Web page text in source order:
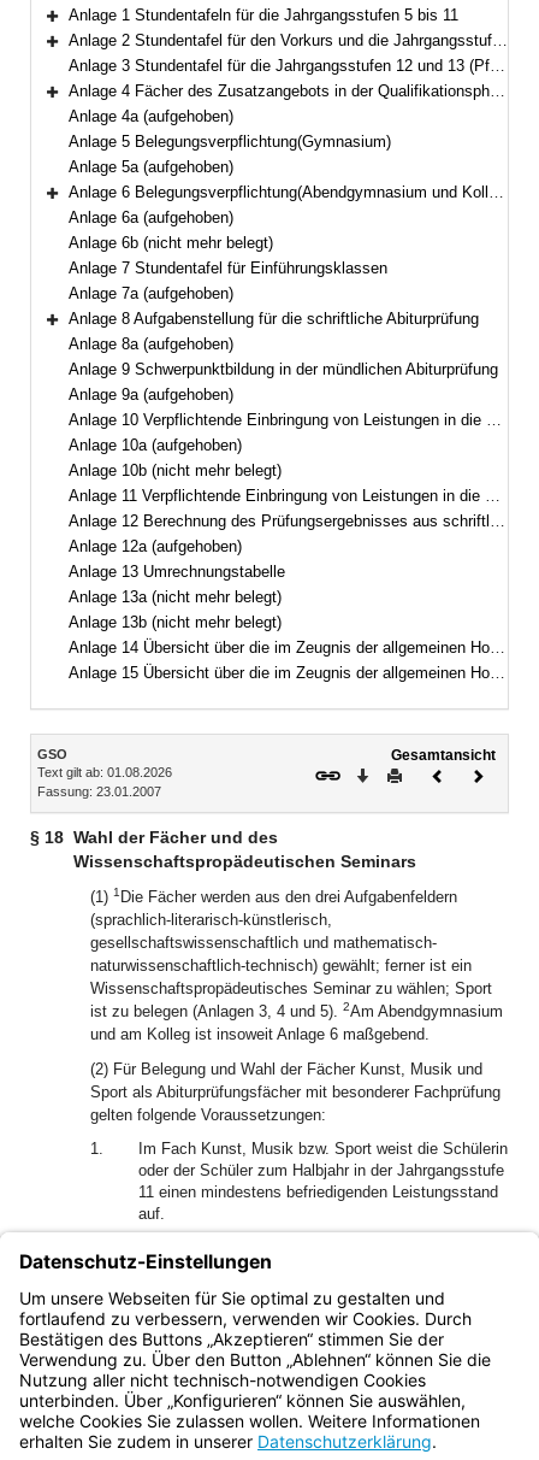
Bereich erweitern
Anlage 1 Stundentafeln für die Jahrgangsstufen 5 bis 11
Bereich erweitern
Anlage 2 Stundentafel für den Vorkurs und die Jahrgangsstufe I
Anlage 3 Stundentafel für die Jahrgangsstufen 12 und 13 (Pflicht- und Wahlpflichtbereich)
Bereich erweitern
Anlage 4 Fächer des Zusatzangebots in der Qualifikationsphase
Anlage 4a (aufgehoben)
Anlage 5 Belegungsverpflichtung(Gymnasium)
Anlage 5a (aufgehoben)
Bereich erweitern
Anlage 6 Belegungsverpflichtung(Abendgymnasium und Kolleg)
Anlage 6a (aufgehoben)
Anlage 6b (nicht mehr belegt)
Anlage 7 Stundentafel für Einführungsklassen
Anlage 7a (aufgehoben)
Bereich erweitern
Anlage 8 Aufgabenstellung für die schriftliche Abiturprüfung
Anlage 8a (aufgehoben)
Anlage 9 Schwerpunktbildung in der mündlichen Abiturprüfung
Anlage 9a (aufgehoben)
Anlage 10 Verpflichtende Einbringung von Leistungen in die Gesamtqualifikation(Gymnasium und Kolleg)
Anlage 10a (aufgehoben)
Anlage 10b (nicht mehr belegt)
Anlage 11 Verpflichtende Einbringung von Leistungen in die Gesamtqualifikation(Abendgymnasium)
Anlage 12 Berechnung des Prüfungsergebnisses aus schriftlicher Prüfung und mündlicher Zusatzprüfung
Anlage 12a (aufgehoben)
Anlage 13 Umrechnungstabelle
Anlage 13a (nicht mehr belegt)
Anlage 13b (nicht mehr belegt)
Anlage 14 Übersicht über die im Zeugnis der allgemeinen Hochschulreife für andere Bewerberinnen und Bewerber erreichbare Höchstzahl von Punkten
Anlage 15 Übersicht über die im Zeugnis der allgemeinen Hochschulreife für andere Bewerberinnen und Bewerber für Schülerinnen und Schüler staatlich genehmigter Ersatzschulen erreichbare Höchstzahl von Punkten, wenn von der Ersetzungsmöglichkeit nach § 64 Abs. 2 Gebrauch gemacht wird
Inhalt
GSO
Text gilt ab: 01.08.2026
Fassung: 23.01.2007
Gesamtansicht
Download
DruckenVorheriges
§ 18 Wahl der Fächer und des
Wissenschaftspropädeutischen Seminars
(1) 1 Die Fächer werden aus den drei Aufgabenfeldern
(sprachlich-literarisch-künstlerisch,
gesellschaftswissenschaftlich und mathematisch-
naturwissenschaftlich-technisch) gewählt; ferner ist ein
Wissenschaftspropädeutisches Seminar zu wählen; Sport
ist zu belegen (Anlagen 3, 4 und 5). 2Am Abendgymnasium
und am Kolleg ist insoweit Anlage 6 maßgebend.
(2) Für Belegung und Wahl der Fächer Kunst, Musik und
Sport als Abiturprüfungsfächer mit besonderer Fachprüfung
gelten folgende Voraussetzungen:
1.
Im Fach Kunst, Musik bzw. Sport weist die Schülerin
oder der Schüler zum Halbjahr in der Jahrgangsstufe
11 einen mindestens befriedigenden Leistungsstand
auf.
darüber hinaus angemessene Fertigkeiten im Spiel
eines anerkannten Musikinstruments (ggf. Gesang)
nachgewiesen.
Bayern.de
BayernPortal